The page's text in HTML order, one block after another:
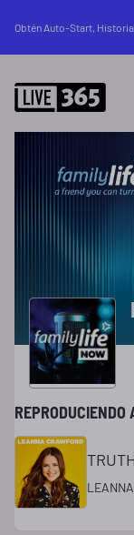
Obtén Auto-Start,
REPRODUCIENDO